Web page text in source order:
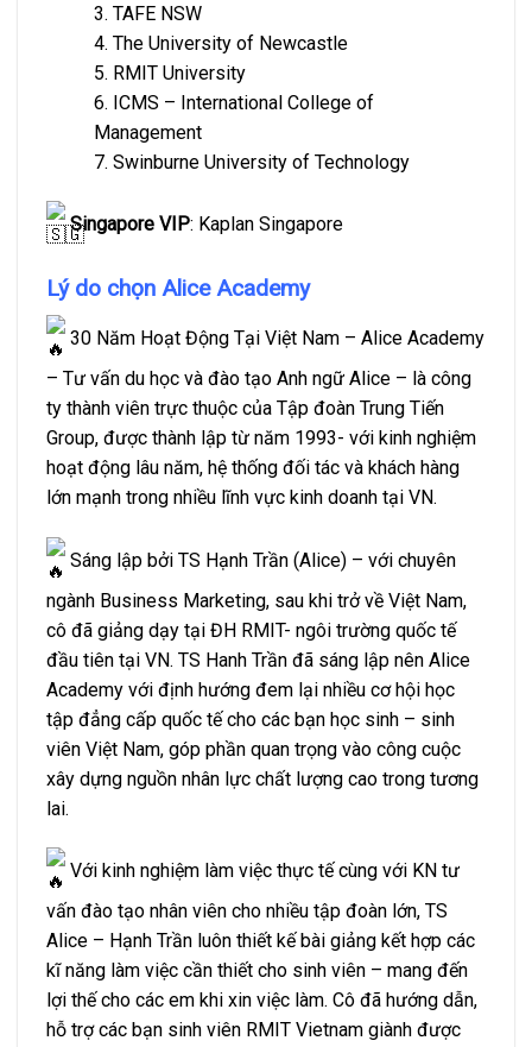
3. TAFE NSW
4. The University of Newcastle
5. RMIT University
6. ICMS – International College of
Management
7. Swinburne University of Technology
Singapore VIP: Kaplan Singapore
Lý do chọn Alice Academy
30 Năm Hoạt Động Tại Việt Nam – Alice Academy
– Tư vấn du học và đào tạo Anh ngữ Alice – là công
ty thành viên trực thuộc của Tập đoàn Trung Tiến
Group, được thành lập từ năm 1993- với kinh nghiệm
hoạt động lâu năm, hệ thống đối tác và khách hàng
lớn mạnh trong nhiều lĩnh vực kinh doanh tại VN.
Sáng lập bởi TS Hạnh Trần (Alice) – với chuyên
ngành Business Marketing, sau khi trở về Việt Nam,
cô đã giảng dạy tại ĐH RMIT- ngôi trường quốc tế
đầu tiên tại VN. TS Hanh Trần đã sáng lập nên Alice
Academy với định hướng đem lại nhiều cơ hội học
tập đẳng cấp quốc tế cho các bạn học sinh – sinh
viên Việt Nam, góp phần quan trọng vào công cuộc
xây dựng nguồn nhân lực chất lượng cao trong tương
lai.
Với kinh nghiệm làm việc thực tế cùng với KN tư
vấn đào tạo nhân viên cho nhiều tập đoàn lớn, TS
Alice – Hạnh Trần luôn thiết kế bài giảng kết hợp các
kĩ năng làm việc cần thiết cho sinh viên – mang đến
lợi thế cho các em khi xin việc làm. Cô đã hướng dẫn,
hỗ trợ các bạn sinh viên RMIT Vietnam giành được